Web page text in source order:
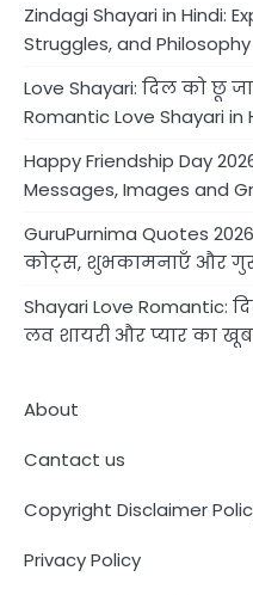
Zindagi Shayari in Hindi:
Struggles, and Philosophy
Love Shayari: दिल को छू
Romantic Love Shayari in
Happy Friendship Day
Messages, Images and
GuruPurnima Quotes
कोट्स, शुभकामनाएँ और
Shayari Love Romantic:
लव शायरी और प्यार का
About
Cantact us
Copyright Disclaimer
Privacy Policy